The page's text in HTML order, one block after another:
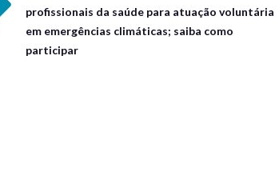
profissionais da saúde para atuação voluntária
em emergências climáticas; saiba como
participar